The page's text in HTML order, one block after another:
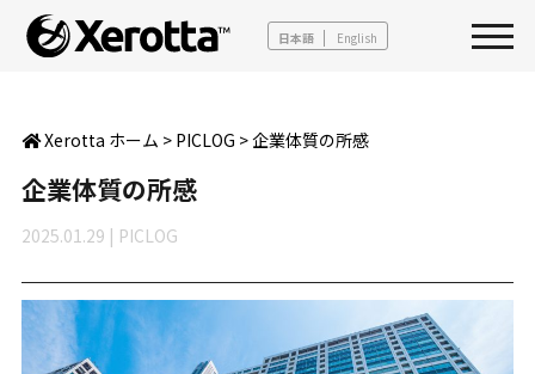
日本語 English
Xerotta ホーム > PICLOG >企業体質の所感
企業体質の所感
2025.01.29 | PICLOG